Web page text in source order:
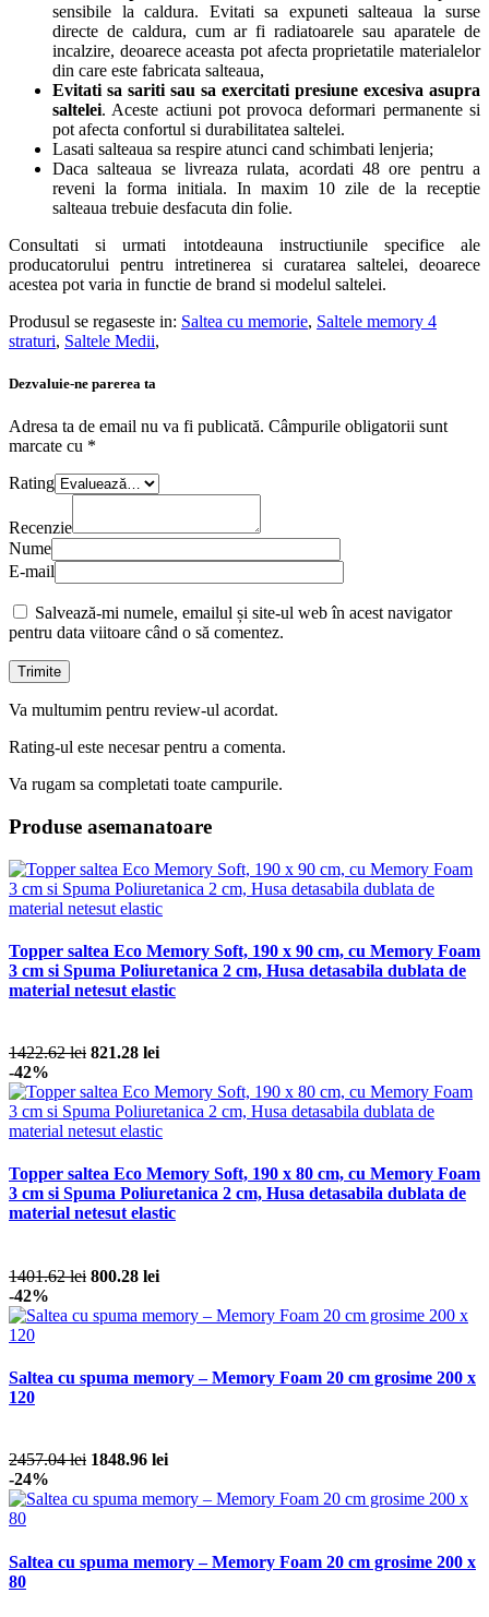
sensibile la caldura. Evitati sa expuneti salteaua la surse
directe de caldura, cum ar fi radiatoarele sau aparatele de
incalzire, deoarece aceasta pot afecta proprietatile materialelor
din care este fabricata salteaua,
Evitati sa sariti sau sa exercitati presiune excesiva asupra
saltelei. Aceste actiuni pot provoca deformari permanente si
pot afecta confortul si durabilitatea saltelei.
Lasati salteaua sa respire atunci cand schimbati lenjeria;
Daca salteaua se livreaza rulata, acordati 48 ore pentru a
reveni la forma initiala. In maxim 10 zile de la receptie
salteaua trebuie desfacuta din folie.
Consultati si urmati intotdeauna instructiunile specifice ale
producatorului pentru intretinerea si curatarea saltelei, deoarece
acestea pot varia in functie de brand si modelul saltelei.
Produsul se regaseste in: Saltea cu memorie, Saltele memory 4
straturi, Saltele Medii,
Dezvaluie-ne parerea ta
Adresa ta de email nu va fi publicată. Câmpurile obligatorii sunt
marcate cu *
Rating
Recenzie
Nume
E-mail
Salvează-mi numele, emailul și site-ul web în acest navigator
pentru data viitoare când o să comentez.
Va multumim pentru review-ul acordat.
Rating-ul este necesar pentru a comenta.
Va rugam sa completati toate campurile.
Produse asemanatoare
Topper saltea Eco Memory Soft, 190 x 90 cm, cu Memory Foam
3 cm si Spuma Poliuretanica 2 cm, Husa detasabila dublata de
material netesut elastic
1422.62 lei 821.28 lei
-42%
Topper saltea Eco Memory Soft, 190 x 80 cm, cu Memory Foam
3 cm si Spuma Poliuretanica 2 cm, Husa detasabila dublata de
material netesut elastic
1401.62 lei 800.28 lei
-42%
Saltea cu spuma memory – Memory Foam 20 cm grosime 200 x
120
2457.04 lei 1848.96 lei
-24%
Saltea cu spuma memory – Memory Foam 20 cm grosime 200 x
80